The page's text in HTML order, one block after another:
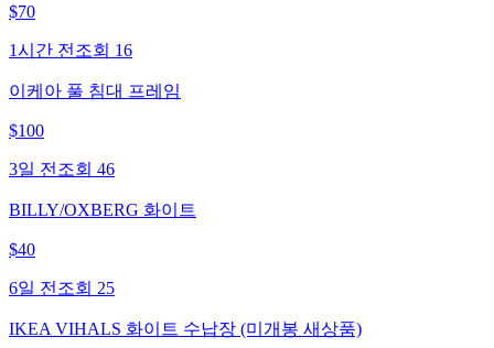
$70
1시간 전 조회 16
이케아 풀 침대 프레임
$100
3일 전 조회 46
BILLY/OXBERG 화이트
$40
6일 전 조회 25
IKEA VIHALS 화이트 수납장 (미개봉 새상품)